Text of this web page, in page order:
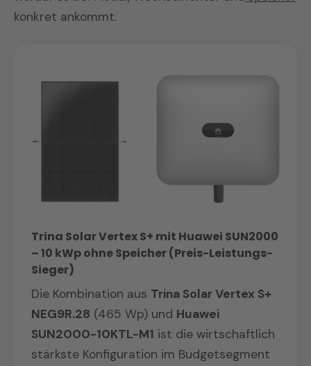
konkret ankommt.
Trina Solar Vertex S+ mit Huawei SUN2000
– 10 kWp ohne Speicher (Preis-Leistungs-
Sieger)
Die Kombination aus Trina Solar Vertex S+
NEG9R.28 (465 Wp) und Huawei
SUN2000-10KTL-M1 ist die wirtschaftlich
stärkste Konfiguration im Budgetsegment